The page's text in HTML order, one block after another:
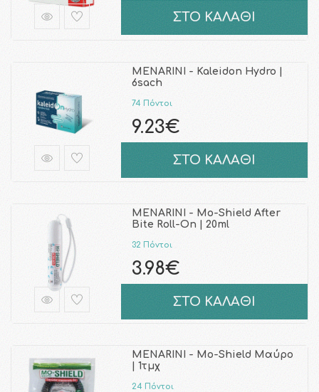
ΣΤΟ ΚΑΛΑΘΙ
MENARINI - Kaleidon Hydro |
6sach
74 Πόντοι
9.23€
ΣΤΟ ΚΑΛΑΘΙ
MENARINI - Mo-Shield After
Bite Roll-On | 20ml
32 Πόντοι
3.98€
ΣΤΟ ΚΑΛΑΘΙ
MENARINI - Mo-Shield Μαύρο
| 1τμχ
24 Πόντοι